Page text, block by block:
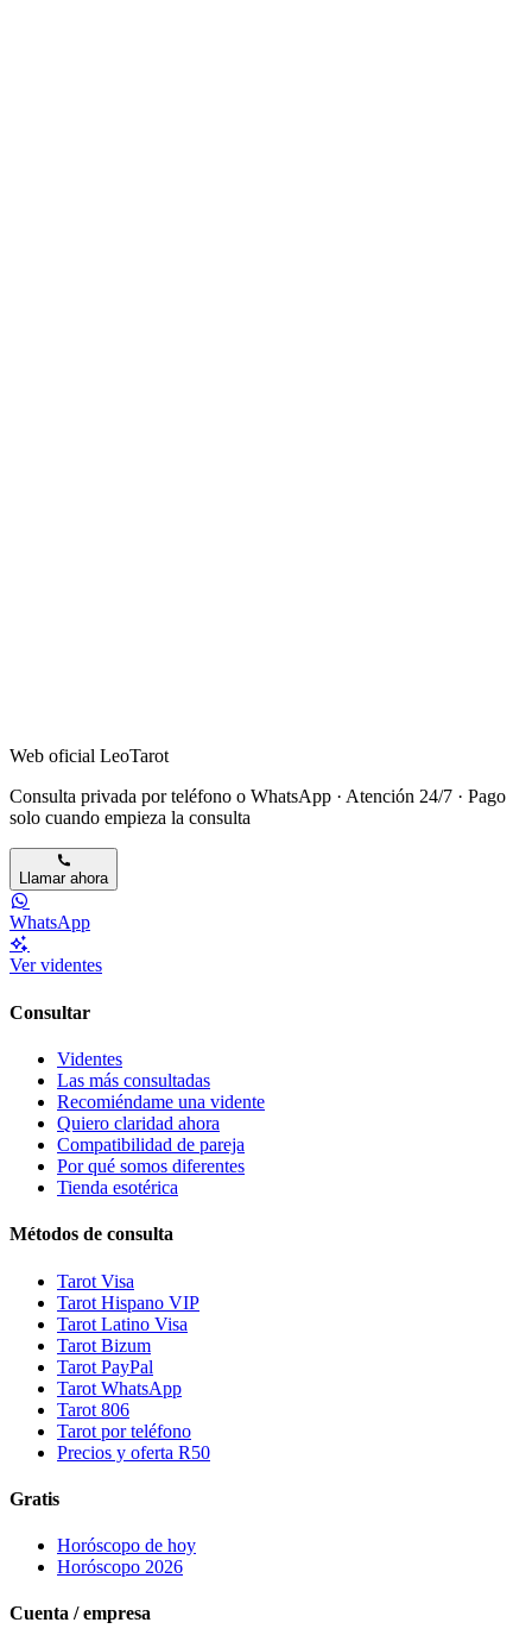
Web oficial LeoTarot
Consulta privada por teléfono o WhatsApp · Atención 24/7 · Pago
solo cuando empieza la consulta
Llamar ahora
WhatsApp
Ver videntes
Consultar
Videntes
Las más consultadas
Recomiéndame una vidente
Quiero claridad ahora
Compatibilidad de pareja
Por qué somos diferentes
Tienda esotérica
Métodos de consulta
Tarot Visa
Tarot Hispano VIP
Tarot Latino Visa
Tarot Bizum
Tarot PayPal
Tarot WhatsApp
Tarot 806
Tarot por teléfono
Precios y oferta R50
Gratis
Horóscopo de hoy
Horóscopo 2026
Cuenta / empresa